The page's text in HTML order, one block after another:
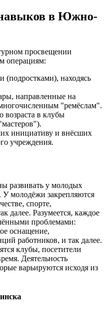
в Южно-
просвещении
операциям:
(подростками), находясь
направленные на
"ремёслам".
возраста в клубы
инициативу и внёсших
учреждения.
развивать у молодых
У молодёжи закрепляются
спорте,
далее. Разумеется, каждое
проблемами:
оснащение,
работников, и так далее.
клубы, посетители
Деятельность
варьируются исходя из